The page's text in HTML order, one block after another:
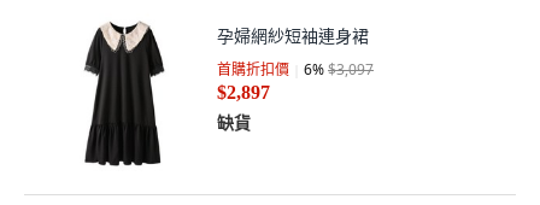
孕婦網紗短袖連身裙
首購折扣價 6%$3,097
$2,897
缺貨